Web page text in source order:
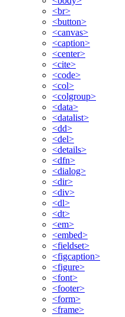
<br>
<button>
<canvas>
<caption>
<center>
<cite>
<code>
<col>
<colgroup>
<data>
<datalist>
<dd>
<del>
<details>
<dfn>
<dialog>
<dir>
<div>
<dl>
<dt>
<em>
<embed>
<fieldset>
<figcaption>
<figure>
<font>
<footer>
<form>
<frame>